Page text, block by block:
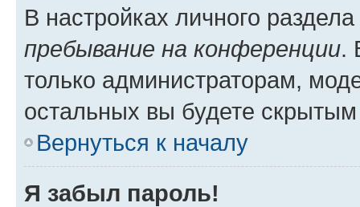
В настройках личного
пребывание на конференции.
только администраторам,
остальных вы будете
Вернуться к началу
Я забыл пароль!